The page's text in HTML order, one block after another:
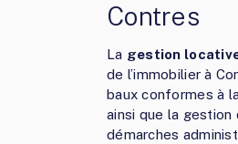
Contres
La gestion
de l’immobilier à
baux conformes à
ainsi que la gestion
démarches